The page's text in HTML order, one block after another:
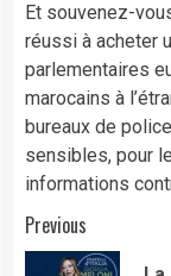
Et souvenez-
réussi à acheter
parlementaires
marocains à
bureaux de
sensibles, pour
informations
Continue
Previous